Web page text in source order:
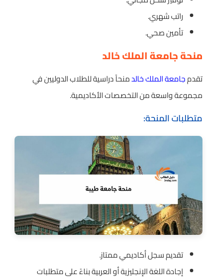
راتب شهري.
تأمين صحي.
منحة جامعة الملك خالد
تقدمجامعة الملك خالدمنحاً دراسية للطلاب الدوليين في
مجموعة واسعة من التخصصات الأكاديمية.
متطلبات المنحة:
تقديم سجل أكاديمي ممتاز.
إجادة اللغة الإنجليزية أو العربية بناءً على متطلبات